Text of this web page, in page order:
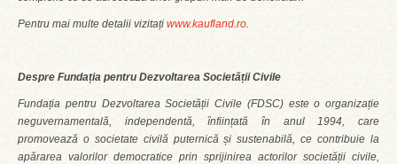
Pentru mai multe detalii vizitați www.kaufland.ro.
Despre Fundația pentru Dezvoltarea Societății Civile
Fundația pentru Dezvoltarea Societății Civile (FDSC) este o organizație
neguvernamentală, independentă, înființată în anul 1994, care
promovează o societate civilă puternică și sustenabilă, ce contribuie la
apărarea valorilor democratice prin sprijinirea actorilor societății civile,